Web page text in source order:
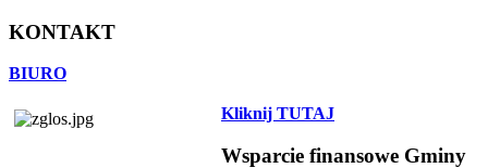
KONTAKT
BIURO
Kliknij TUTAJ
Wsparcie finansowe Gminy